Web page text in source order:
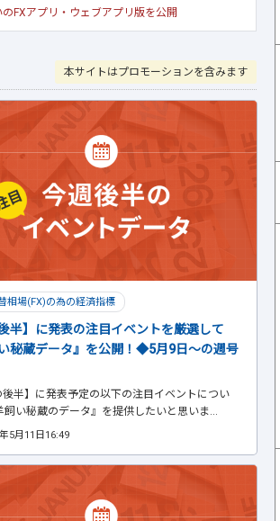
FXアプリ・ウェブアプリ版を公開
本サイトはプロモーションを含みます
相場(FX)の為の経済指標
後半】に発表の注目イベントを厳選して
い秘蔵データ』を公開！◆5月9日～の週号
後半】に発表予定の以下の注目イベントについ
飼い秘蔵のデータ』を提供したいと思いま...
5月11日16:49